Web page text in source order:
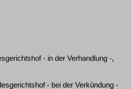
- in der Verhandlung -,
- bei der Verkündung -